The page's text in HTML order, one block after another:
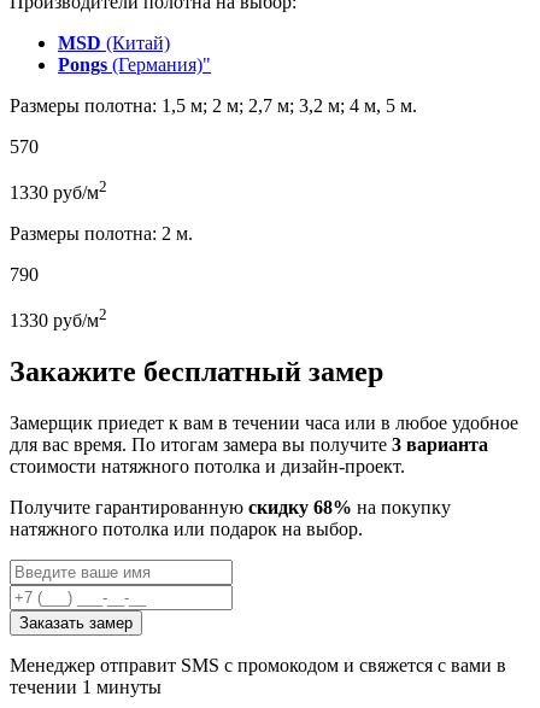
MSD (Китай)
Pongs (Германия)"
Размеры полотна: 1,5 м; 2 м; 2,7 м; 3,2 м; 4 м, 5 м.
570
1330 руб/м2
Размеры полотна: 2 м.
790
1330 руб/м2
Закажите бесплатный замер
Замерщик приедет к вам в течении часа или в любое удобное
для вас время. По итогам замера вы получите 3 варианта
стоимости натяжного потолка и дизайн-проект.
Получите гарантированную скидку 68% на покупку
натяжного потолка или подарок на выбор.
Заказать замер
Менеджер отправит SMS с промокодом и свяжется с вами в
течении 1 минуты